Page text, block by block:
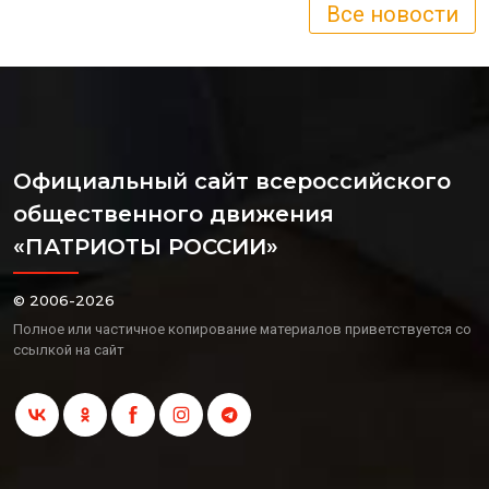
Все новости
Официальный сайт всероссийского
общественного движения
«ПАТРИОТЫ РОССИИ»
© 2006-2026
Полное или частичное копирование материалов приветствуется со
ссылкой на сайт